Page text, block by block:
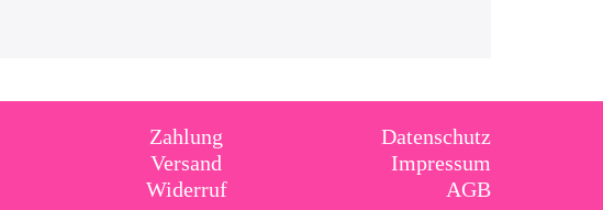
Zahlung
Versand
Widerruf
Datenschutz
Impressum
AGB